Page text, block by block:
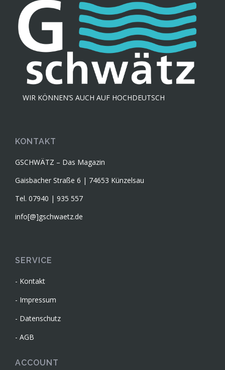
WIR KÖNNEN’S AUCH AUF HOCHDEUTSCH
KONTAKT
GSCHWÄTZ – Das Magazin
Gaisbacher Straße 6 | 74653 Künzelsau
Tel. 07940 | 935 557
info[@]gschwaetz.de
SERVICE
Kontakt
Impressum
Datenschutz
AGB
ACCOUNT